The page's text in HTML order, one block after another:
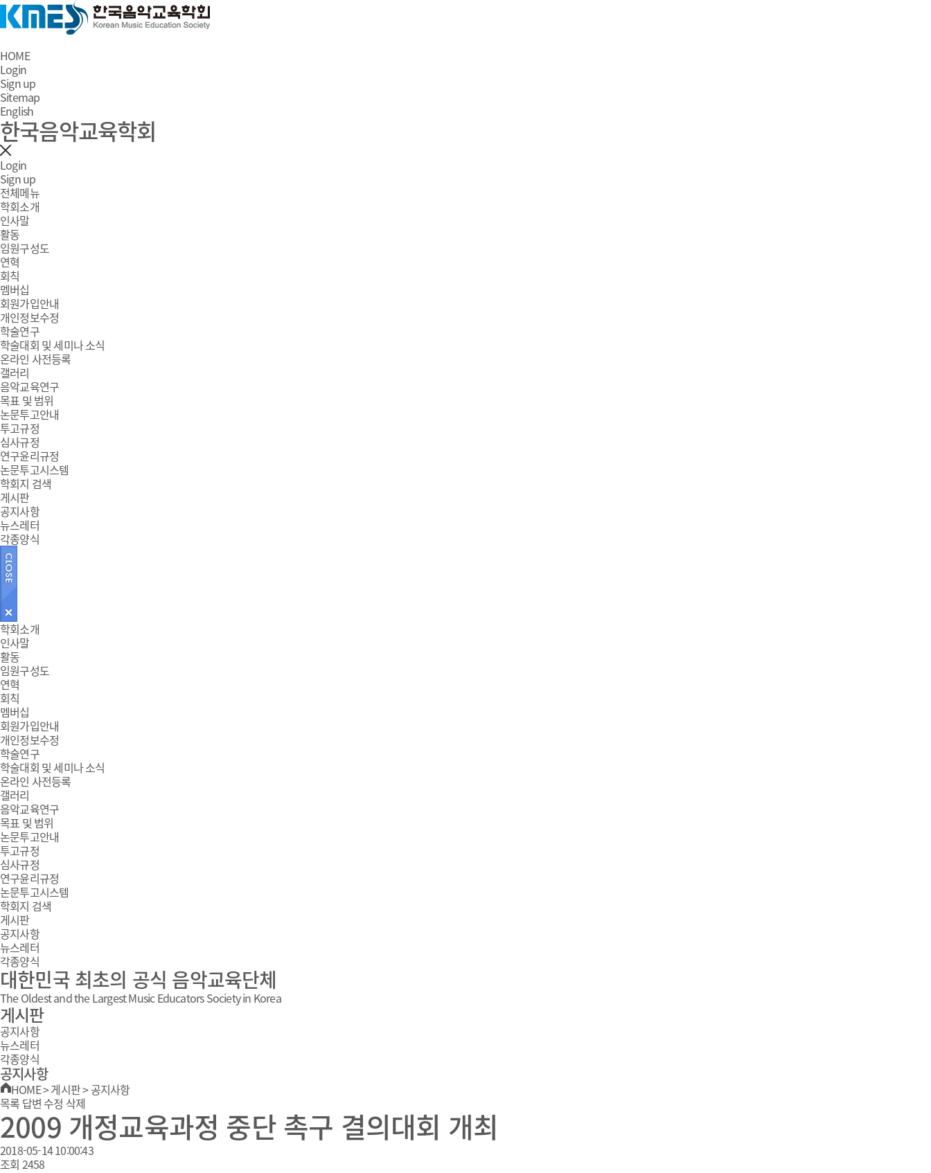
HOME
Login
Sign up
Sitemap
English
한국음악교육학회
Login
Sign up
전체메뉴
학회소개
인사말
활동
임원구성도
연혁
회칙
멤버십
회원가입안내
개인정보수정
학술연구
학술대회 및 세미나 소식
온라인 사전등록
갤러리
음악교육연구
목표 및 범위
논문투고안내
투고규정
심사규정
연구윤리규정
논문투고시스템
학회지 검색
게시판
공지사항
뉴스레터
각종양식
주
메
뉴
학회소개
인사말
활동
임원구성도
연혁
회칙
멤버십
회원가입안내
개인정보수정
학술연구
학술대회 및 세미나 소식
온라인 사전등록
갤러리
음악교육연구
목표 및 범위
논문투고안내
투고규정
심사규정
연구윤리규정
논문투고시스템
학회지 검색
게시판
공지사항
뉴스레터
각종양식
대한민국 최초의 공식 음악교육단체
The Oldest and the Largest Music Educators Society in Korea
게시판
공지사항
뉴스레터
각종양식
공지사항
HOME>게시판>공지사항
목록 답변 수정 삭제
2009 개정교육과정 중단 촉구 결의대회 개최
2018-05-14 10:00:43
조회 2458